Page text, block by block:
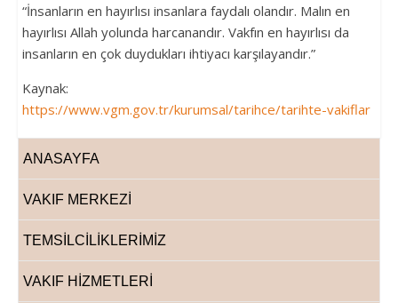
“İnsanların en hayırlısı insanlara faydalı olandır. Malın en
hayırlısı Allah yolunda harcanandır. Vakfın en hayırlısı da
insanların en çok duydukları ihtiyacı karşılayandır.”
Kaynak:
https://www.vgm.gov.tr/kurumsal/tarihce/tarihte-vakiflar
ANASAYFA
VAKIF MERKEZİ
TEMSİLCİLİKLERİMİZ
VAKIF HİZMETLERİ